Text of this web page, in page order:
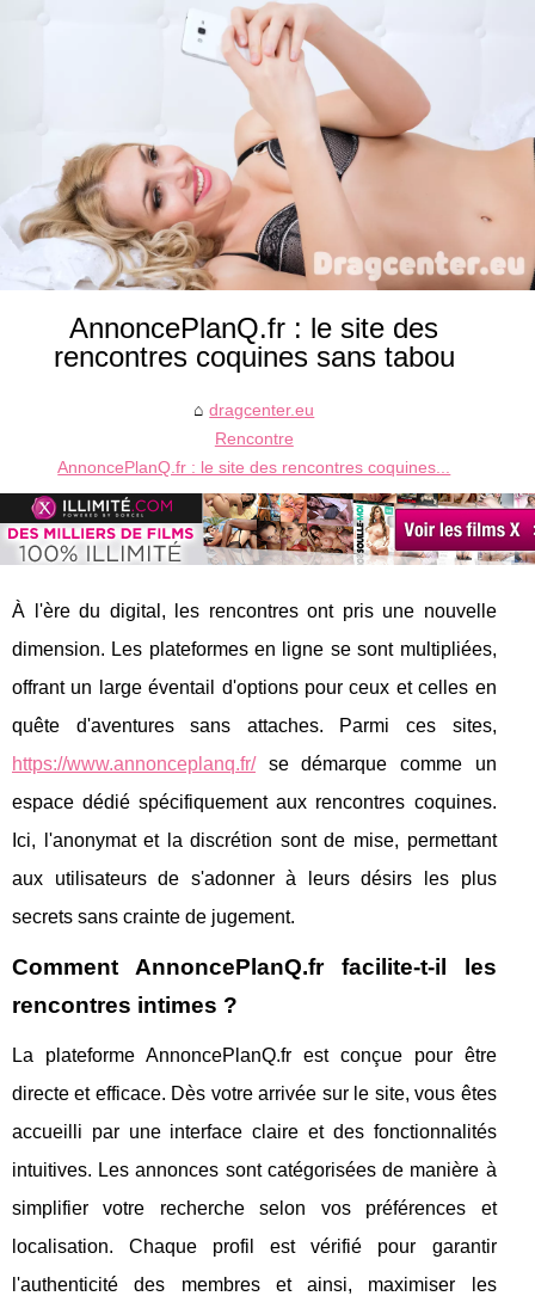
AnnoncePlanQ.fr : le site des
rencontres coquines sans tabou
dragcenter.eu
Rencontre
AnnoncePlanQ.fr : le site des rencontres coquines...
À l'ère du digital, les rencontres ont pris une nouvelle
dimension. Les plateformes en ligne se sont multipliées,
offrant un large éventail d'options pour ceux et celles en
quête d'aventures sans attaches. Parmi ces sites,
https://www.annonceplanq.fr/se démarque comme un
espace dédié spécifiquement aux rencontres coquines.
Ici, l'anonymat et la discrétion sont de mise, permettant
aux utilisateurs de s'adonner à leurs désirs les plus
secrets sans crainte de jugement.
Comment AnnoncePlanQ.fr facilite-t-il les
rencontres intimes ?
La plateforme AnnoncePlanQ.fr est conçue pour être
directe et efficace. Dès votre arrivée sur le site, vous êtes
accueilli par une interface claire et des fonctionnalités
intuitives. Les annonces sont catégorisées de manière à
simplifier votre recherche selon vos préférences et
localisation. Chaque profil est vérifié pour garantir
l'authenticité des membres et ainsi, maximiser les